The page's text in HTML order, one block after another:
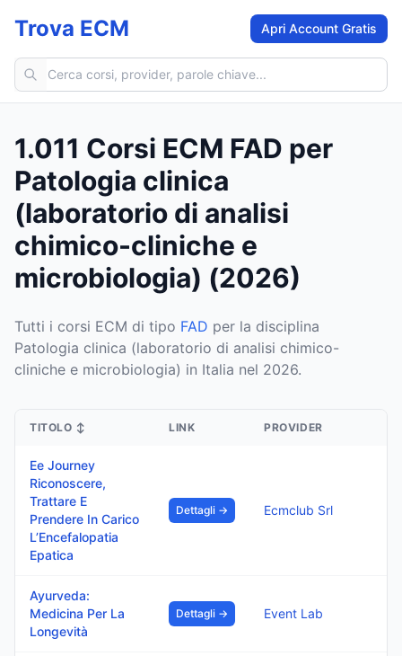
Trova ECM Apri Account Gratis
Cerca corsi ECM
1.011 Corsi ECM FAD per
Patologia clinica
(laboratorio di analisi
chimico-cliniche e
microbiologia) (2026)
Tutti i corsi ECM di tipo FAD per la disciplina
Patologia clinica (laboratorio di analisi chimico-
cliniche e microbiologia) in Italia nel 2026.
TITOLO ↕ LINK PROVIDER
Ee Journey
Riconoscere,
Trattare E
Prendere In Carico
L’Encefalopatia
Epatica
Dettagli → Ecmclub Srl
Ayurveda:
Medicina Per La
Longevità
Dettagli → Event Lab